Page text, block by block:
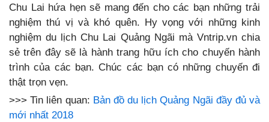
Chu Lai hứa hẹn sẽ mang đến cho các bạn những trải
nghiệm thú vị và khó quên. Hy vọng với những kinh
nghiệm du lịch Chu Lai Quảng Ngãi mà Vntrip.vn chia
sẻ trên đây sẽ là hành trang hữu ích cho chuyến hành
trình của các bạn. Chúc các bạn có những chuyến đi
thật trọn vẹn.
>>> Tin liên quan: Bản đồ du lịch Quảng Ngãi đầy đủ và
mới nhất 2018